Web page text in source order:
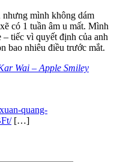
mình không dám
có 1 tuần âm u mất. Mình
tiếc vì quyết định của anh
bao nhiêu điều trước mắt.
Wai – Apple Smiley
quang-
[…]